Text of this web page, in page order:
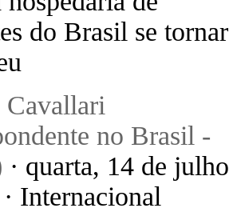
do Brasil se
Cavallari
no Brasil -
· quarta, 14 de julho
Internacional